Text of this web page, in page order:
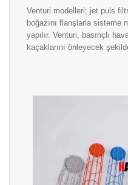
Venturi modelleri; jet puls
boğazını flanşlarla sisteme
yapılır. Venturi, basınçlı
kaçaklarını önleyecek